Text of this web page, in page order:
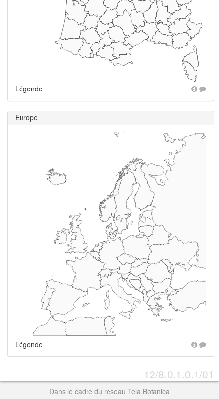
Légende
Europe
Légende
12/8.0.1.0.1/01
Dans le cadre du réseau Tela Botanica